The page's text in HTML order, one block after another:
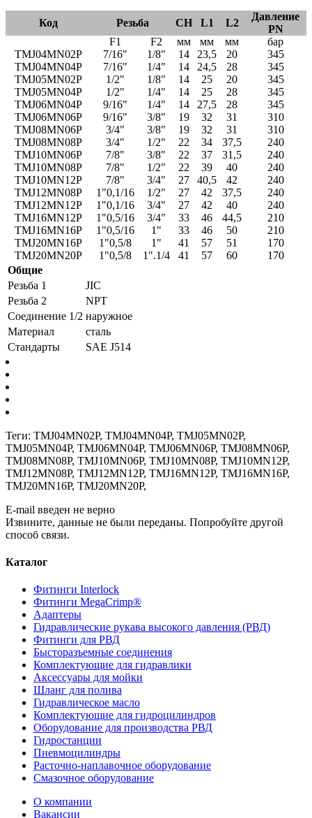
Код Резьба СН L1 L2
Давление
PN
F1
F2 мм мм мм
бар
TMJ04MN02P
7/16" 1/8" 14 23,5 20
345
TMJ04MN04P
7/16" 1/4" 14 24,5 28
345
TMJ05MN02P
1/2" 1/8" 14 25 20
345
TMJ05MN04P
1/2" 1/4" 14 25 28
345
TMJ06MN04P
9/16" 1/4" 14 27,5 28
345
TMJ06MN06P
9/16" 3/8" 19 32 31
310
TMJ08MN06P
3/4" 3/8" 19 32 31
310
TMJ08MN08P
3/4" 1/2" 22 34 37,5
240
TMJ10MN06P
7/8" 3/8" 22 37 31,5
240
TMJ10MN08P
7/8" 1/2" 22 39 40
240
TMJ10MN12P
7/8" 3/4" 27 40,5 42
240
TMJ12MN08P
1"0,1/16 1/2" 27 42 37,5
240
TMJ12MN12P
1"0,1/16 3/4" 27 42 40
240
TMJ16MN12P
1"0,5/16 3/4" 33 46 44,5
210
TMJ16MN16P
1"0,5/16 1" 33 46 50
210
TMJ20MN16P
1"0,5/8 1" 41 57 51
170
TMJ20MN20P
1"0,5/8 1".1/4 41 57 60
170
Общие
Резьба 1
JIC
Резьба 2
NPT
Соединение 1/2 наружное
Материал
сталь
Стандарты
SAE J514
Теги: TMJ04MN02P, TMJ04MN04P, TMJ05MN02P,
TMJ05MN04P, TMJ06MN04P, TMJ06MN06P, TMJ08MN06P,
TMJ08MN08P, TMJ10MN06P, TMJ10MN08P, TMJ10MN12P,
TMJ12MN08P, TMJ12MN12P, TMJ16MN12P, TMJ16MN16P,
TMJ20MN16P, TMJ20MN20P,
E-mail введен не верно
Извините, данные не были переданы. Попробуйте другой
способ связи.
Каталог
Фитинги Interlock
Фитинги MegaCrimp®
Адаптеры
Гидравлические рукава высокого давления (РВД)
Фитинги для РВД
Бысторазъемные соединения
Комплектующие для гидравлики
Аксессуары для мойки
Шланг для полива
Гидравлическое масло
Комплектующие для гидроцилиндров
Оборудование для производства РВД
Гидростанции
Пневмоцилиндры
Расточно-наплавочное оборудование
Смазочное оборудование
О компании
Вакансии